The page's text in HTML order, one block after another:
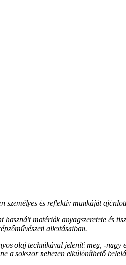
személyes és reflektív munkáját
használt matériák anyagszeretete és
alkotásaiban.
olaj technikával jeleníti meg, -nagy
a sokszor nehezen elkülöníthető